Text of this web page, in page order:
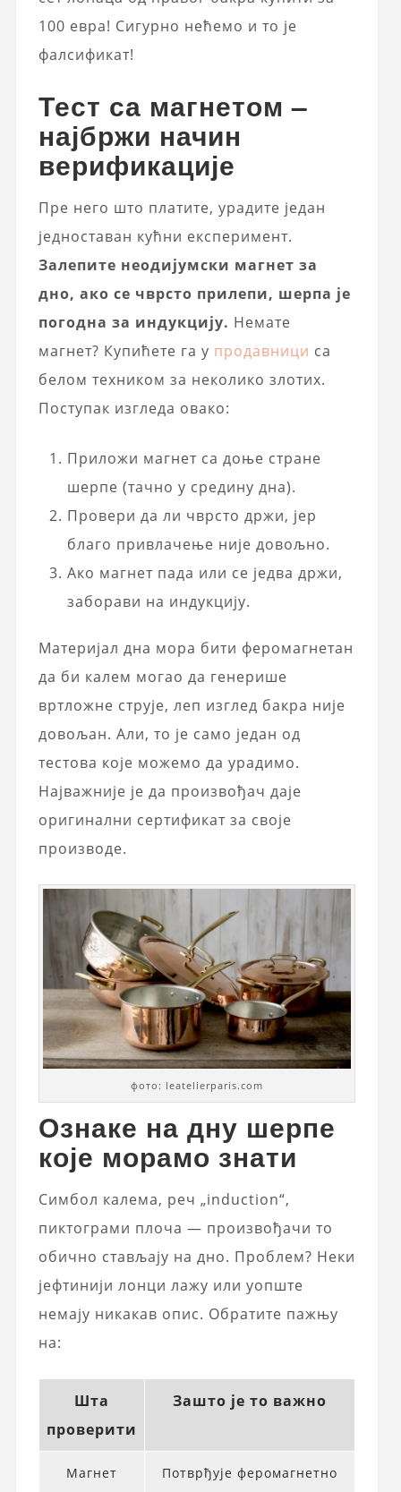
100 евра! Сигурно нећемо и то је
фалсификат!
Тест са магнетом –
најбржи начин
верификације
Пре него што платите, урадите један
једноставан кућни експеримент.
Залепите неодијумски магнет за
дно, ако се чврсто прилепи, шерпа је
погодна за индукцију. Немате
магнет? Купићете га у продавници са
белом техником за неколико злотих.
Поступак изгледа овако:
Приложи магнет са доње стране
шерпе (тачно у средину дна).
Провери да ли чврсто држи, јер
благо привлачење није довољно.
Ако магнет пада или се једва држи,
заборави на индукцију.
Материјал дна мора бити феромагнетан
да би калем могао да генерише
вртложне струје, леп изглед бакра није
довољан. Али, то је само један од
тестова које можемо да урадимо.
Најважније је да произвођач даје
оригинални сертификат за своје
производе.
фото: leatelierparis.com
Ознаке на дну шерпе
које морамо знати
Симбол калема, реч „induction“,
пиктограми плоча — произвођачи то
обично стављају на дно. Проблем? Неки
јефтинији лонци лажу или уопште
немају никакав опис. Обратите пажњу
на:
Шта
проверити
Зашто је то важно
Магнет
Потврђује феромагнетно